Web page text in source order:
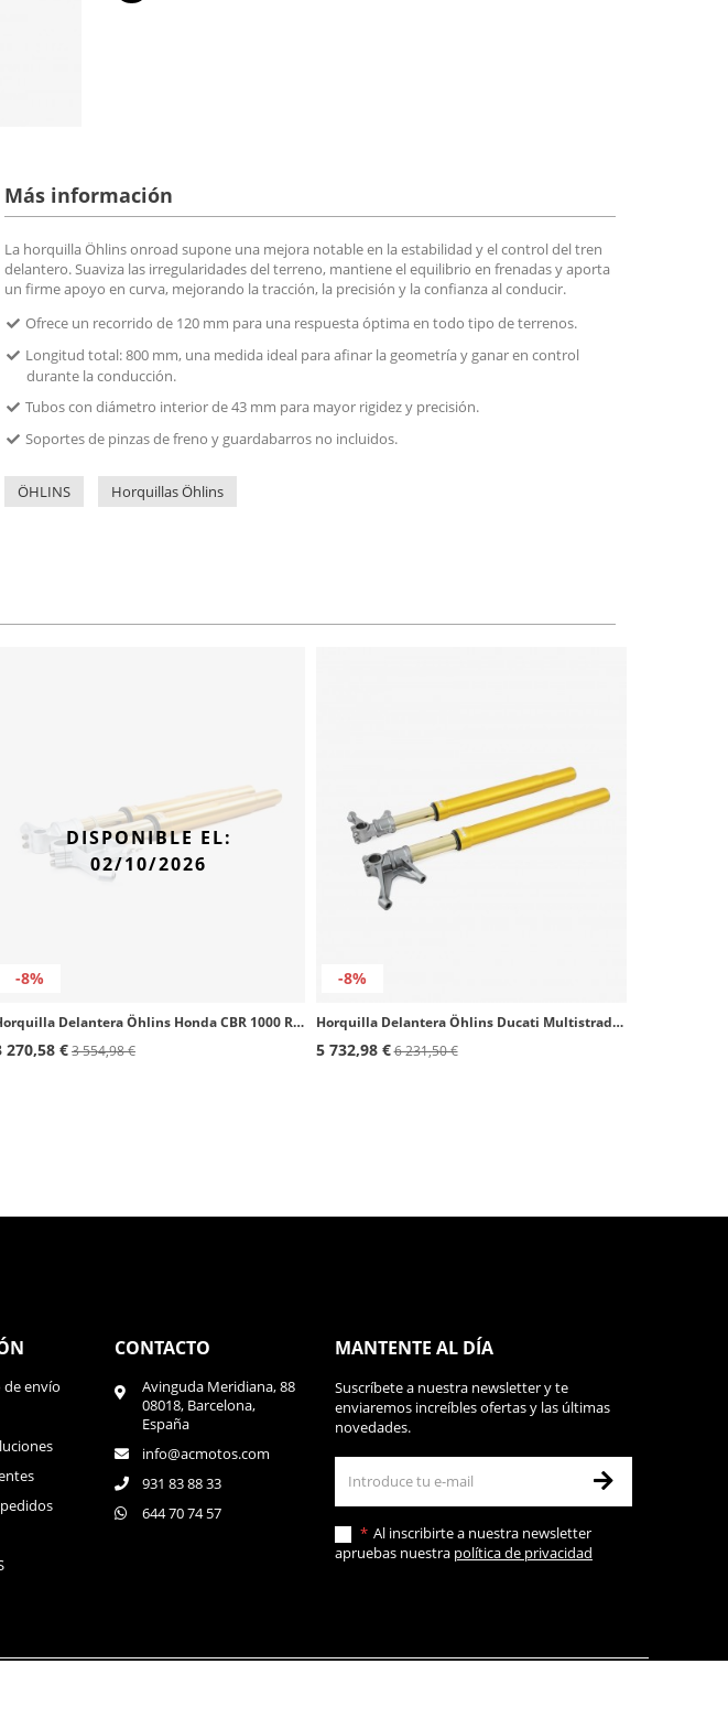
Más información
La horquilla Öhlins onroad supone una mejora notable en la estabilidad y el control del tren
delantero. Suaviza las irregularidades del terreno, mantiene el equilibrio en frenadas y aporta
un firme apoyo en curva, mejorando la tracción, la precisión y la confianza al conducir.
Ofrece un recorrido de 120 mm para una respuesta óptima en todo tipo de terrenos.
Longitud total: 800 mm, una medida ideal para afinar la geometría y ganar en control
durante la conducción.
Tubos con diámetro interior de 43 mm para mayor rigidez y precisión.
Soportes de pinzas de freno y guardabarros no incluidos.
ÖHLINS Horquillas Öhlins
-8%
DISPONIBLE EL:
02/10/2026
Horquilla Delantera Öhlins Honda CBR 1000 RR-R (20-25) FGRT 236
270,58 €3 554,98 €
-8%
Horquilla Delantera Öhlins Ducati Multistrada V2 (24), Panigale V4/R (19-26), Supersport 950 (24) FGR 254
5 732,98 €6 231,50 €
envío
CONTACTO
Avinguda Meridiana, 88
08018, Barcelona,
España
info@acmotos.com
931 83 88 33
644 70 74 57
MANTENTE AL DÍA
Suscríbete a nuestra newsletter y te
enviaremos increíbles ofertas y las últimas
novedades.
Al inscribirte a nuestra newsletter
apruebas nuestra política de privacidad